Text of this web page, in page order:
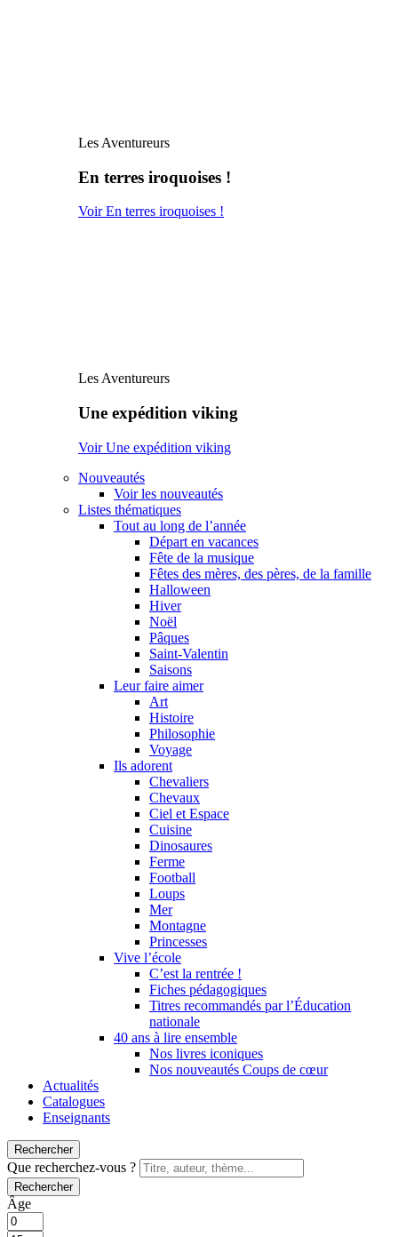
Les Aventureurs
En terres iroquoises !
Voir En terres iroquoises !
Les Aventureurs
Une expédition viking
Voir Une expédition viking
Nouveautés
Voir les nouveautés
Listes thématiques
Tout au long de l’année
Départ en vacances
Fête de la musique
Fêtes des mères, des pères, de la famille
Halloween
Hiver
Noël
Pâques
Saint-Valentin
Saisons
Leur faire aimer
Art
Histoire
Philosophie
Voyage
Ils adorent
Chevaliers
Chevaux
Ciel et Espace
Cuisine
Dinosaures
Ferme
Football
Loups
Mer
Montagne
Princesses
Vive l’école
C’est la rentrée !
Fiches pédagogiques
Titres recommandés par l’Éducation
nationale
40 ans à lire ensemble
Nos livres iconiques
Nos nouveautés Coups de cœur
Actualités
Catalogues
Enseignants
Rechercher
Que recherchez-vous ?
Rechercher
Âge